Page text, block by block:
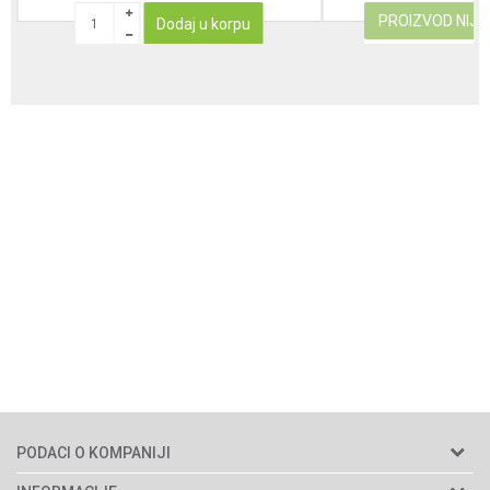
Dodaj u korpu PROIZVOD
PODACI O KOMPANIJI